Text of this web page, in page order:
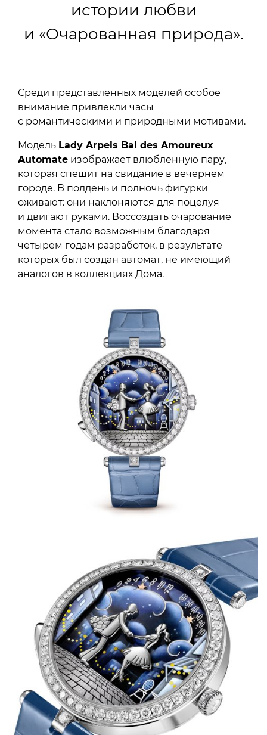
истории любви
и «Очарованная природа».
Среди представленных моделей особое
внимание привлекли часы
с романтическими и природными мотивами.
Модель Lady Arpels Bal des Amoureux
Automate изображает влюбленную пару,
которая спешит на свидание в вечернем
городе. В полдень и полночь фигурки
оживают: они наклоняются для поцелуя
и двигают руками. Воссоздать очарование
момента стало возможным благодаря
четырем годам разработок, в результате
которых был создан автомат, не имеющий
аналогов в коллекциях Дома.